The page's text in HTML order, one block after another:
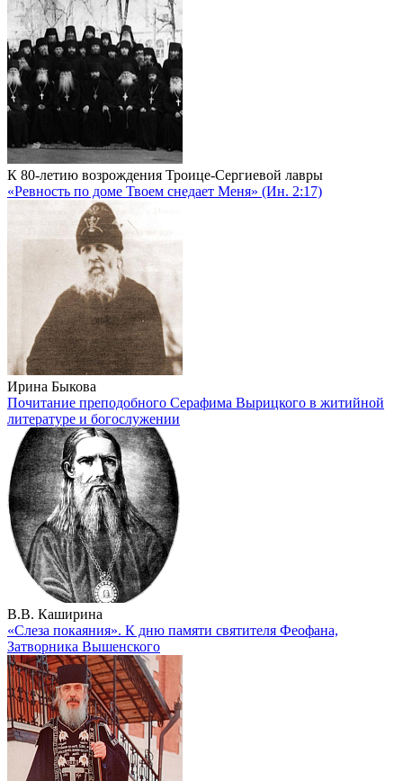
К 80-летию возрождения Троице-Сергиевой лавры
«Ревность по доме Твоем снедает Меня» (Ин. 2:17)
Ирина Быкова
Почитание преподобного Серафима Вырицкого в житийной
литературе и богослужении
В.В. Каширина
«Слеза покаяния». К дню памяти святителя Феофана,
Затворника Вышенского